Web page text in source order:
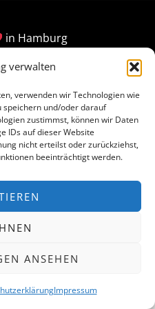
verwalten
verwenden wir Technologien wie
speichern und/oder darauf
zustimmst, können wir Daten
IDs auf dieser Website
nicht erteilst oder zurückziehst,
beeinträchtigt werden.
ANSEHEN
Impressum
in Hamburg